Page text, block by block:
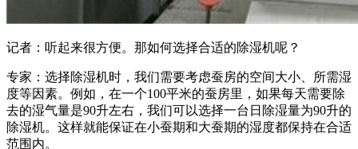
记者：听起来很方便。那如何选择合适的除湿机呢？
专家：选择除湿机时，我们需要考虑蚕房的空间大小、所需湿
度等因素。例如，在一个100平米的蚕房里，如果每天需要除
去的湿气量是90升左右，我们可以选择一台日除湿量为90升的
除湿机。这样就能保证在小蚕期和大蚕期的湿度都保持在合适
范围内。